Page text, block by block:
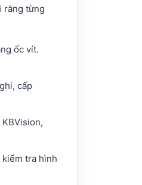
ràng từng
ốc vít.
cấp
kiểm tra hình